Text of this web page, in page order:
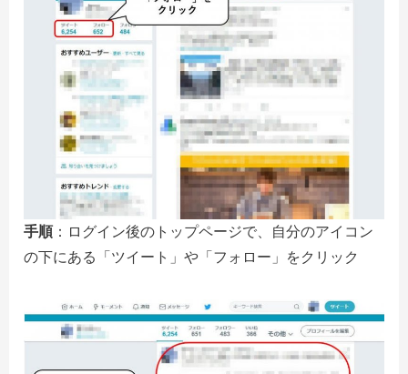
手順：ログイン後のトップページで、自分のアイコン
の下にある「ツイート」や「フォロー」をクリック